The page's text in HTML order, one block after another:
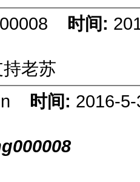
时间:
老苏
时间: 2016-